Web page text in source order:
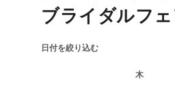
ブライダルフ
日付を絞り込む
木